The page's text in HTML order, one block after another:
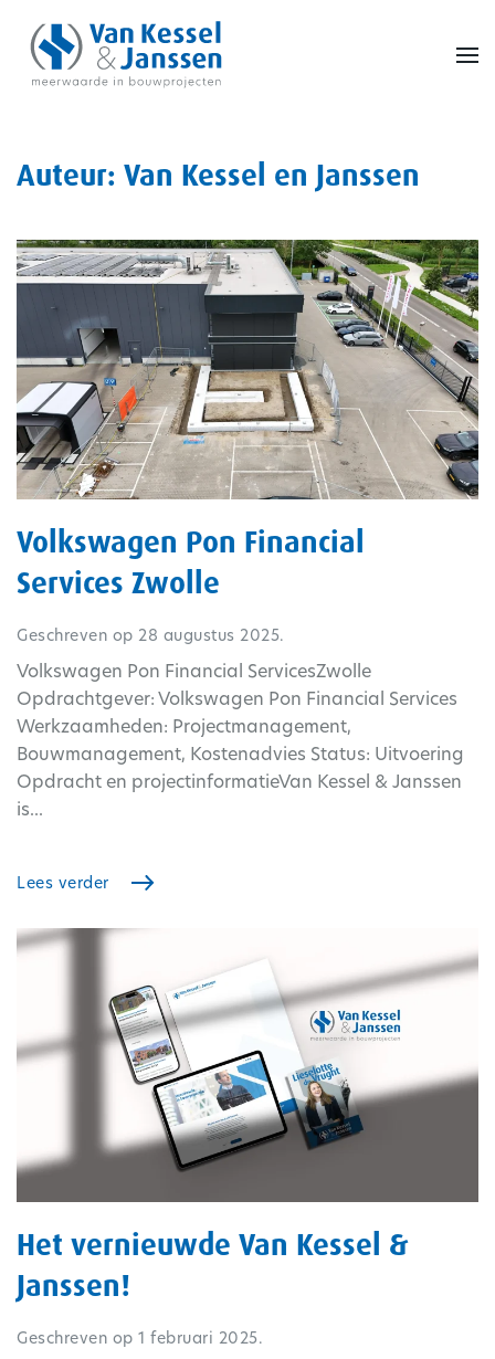
Skip to main content
Auteur: Van Kessel en Janssen
Volkswagen Pon Financial
Services Zwolle
Geschreven op 28 augustus 2025.
Volkswagen Pon Financial ServicesZwolle
Opdrachtgever: Volkswagen Pon Financial Services
Werkzaamheden: Projectmanagement,
Bouwmanagement, Kostenadvies Status: Uitvoering
Opdracht en projectinformatieVan Kessel & Janssen
is...
Lees verder
Het vernieuwde Van Kessel &
Janssen!
Geschreven op 1 februari 2025.